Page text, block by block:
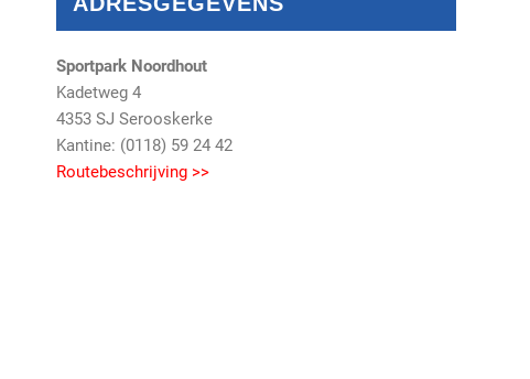
Sportpark Noordhout
Kadetweg 4
4353 SJ Serooskerke
Kantine: (0118) 59 24 42
Routebeschrijving >>